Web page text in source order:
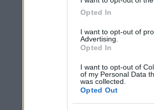
Opted In
I want to opt-out of
Advertising.
Opted In
I want to opt-out of
of my Personal Data
was collected.
Opted Out